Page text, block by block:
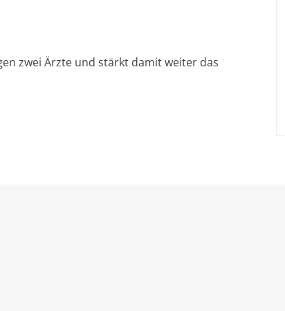
zwei Ärzte und stärkt damit weiter das